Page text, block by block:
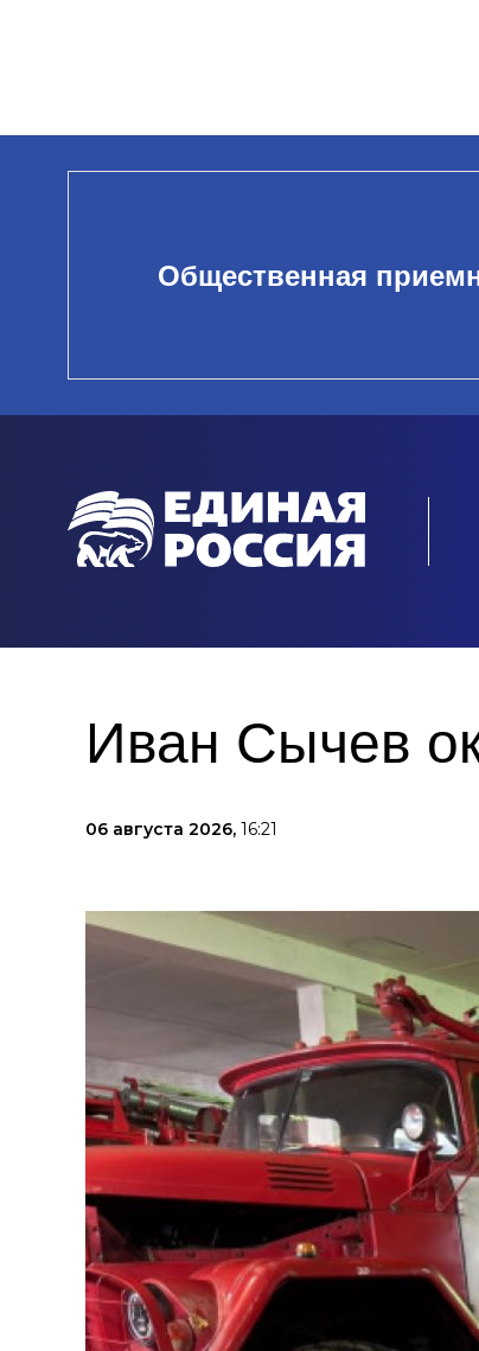
Общественная
Иван Сычев
06 августа 2026, 16:21